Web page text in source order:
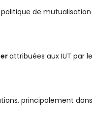
politique de
attribuées aux IUT par
principalement